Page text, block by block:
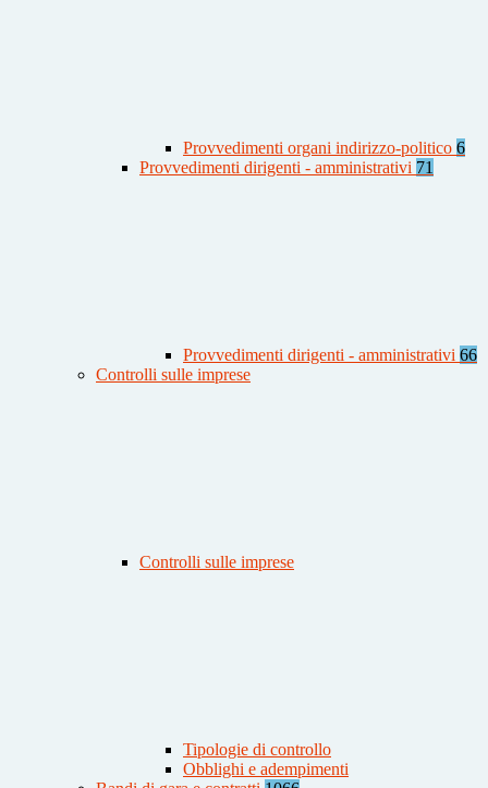
Provvedimenti organi indirizzo-politico 6
Provvedimenti dirigenti - amministrativi 71
Provvedimenti dirigenti - amministrativi 66
Controlli sulle imprese
Controlli sulle imprese
Tipologie di controllo
Obblighi e adempimenti